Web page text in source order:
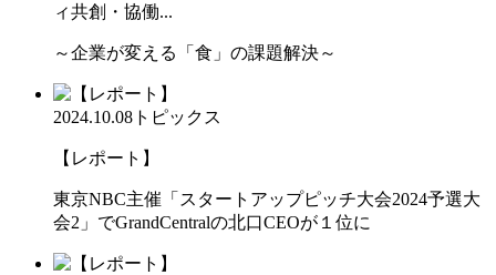
ィ共創・協働...
～企業が変える「食」の課題解決～
2024.10.08 トピックス
【レポート】
東京NBC主催「スタートアップピッチ大会2024予選大
会2」でGrandCentralの北口CEOが１位に